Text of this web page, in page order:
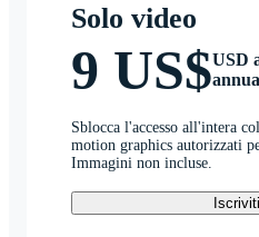
Solo video
9 US$USD
Sblocca l'accesso all'intera
motion graphics autorizzati
Immagini non incluse.